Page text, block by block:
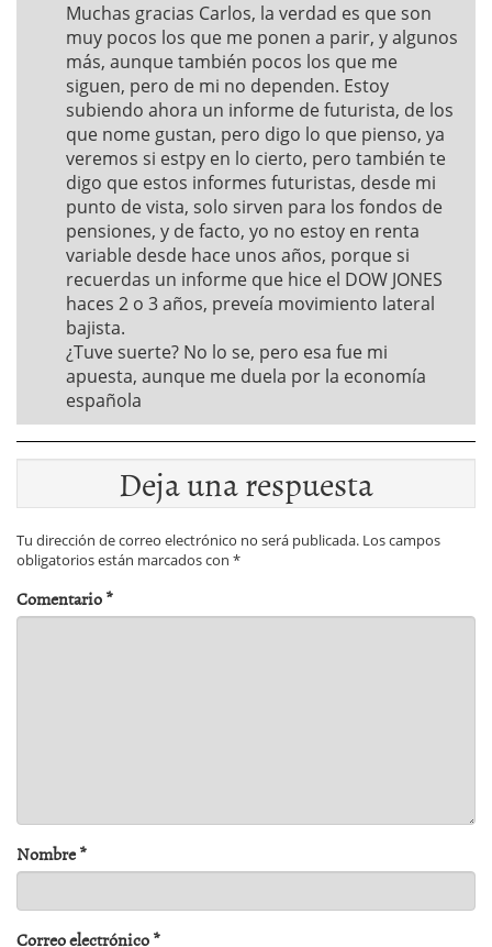
Muchas gracias Carlos, la verdad es que son
muy pocos los que me ponen a parir, y algunos
más, aunque también pocos los que me
siguen, pero de mi no dependen. Estoy
subiendo ahora un informe de futurista, de los
que nome gustan, pero digo lo que pienso, ya
veremos si estpy en lo cierto, pero también te
digo que estos informes futuristas, desde mi
punto de vista, solo sirven para los fondos de
pensiones, y de facto, yo no estoy en renta
variable desde hace unos años, porque si
recuerdas un informe que hice el DOW JONES
haces 2 o 3 años, preveía movimiento lateral
bajista.
¿Tuve suerte? No lo se, pero esa fue mi
apuesta, aunque me duela por la economía
española
Deja una respuesta
Tu dirección de correo electrónico no será publicada. Los campos
obligatorios están marcados con *
Comentario*
Nombre*
Correo electrónico*